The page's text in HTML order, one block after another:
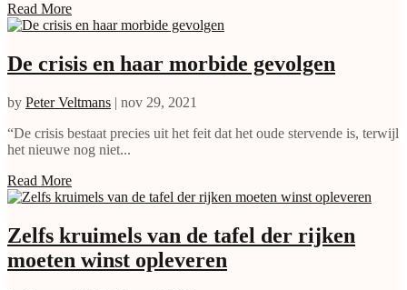
Read More
De crisis en haar morbide gevolgen
by Peter Veltmans | nov 29, 2021
“De crisis bestaat precies uit het feit dat het oude stervende is, terwijl
het nieuwe nog niet...
Read More
Zelfs kruimels van de tafel der rijken
moeten winst opleveren